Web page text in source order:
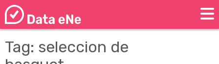
Tag: seleccion de